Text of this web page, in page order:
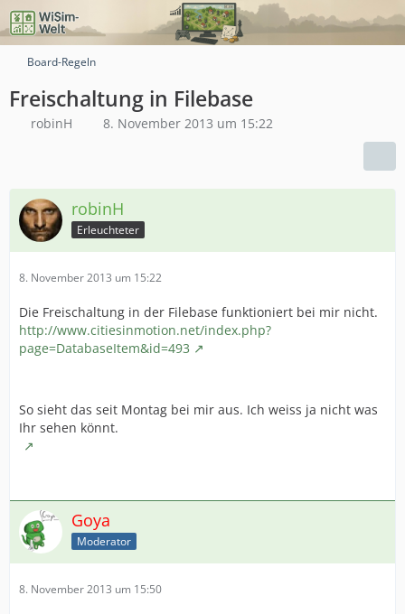
Board-Regeln
Freischaltung in Filebase
robinH 8. November 2013 um 15:22
robinH
Erleuchteter
8. November 2013 um 15:22
Die Freischaltung in der Filebase funktioniert bei mir nicht.
http://www.citiesinmotion.net/index.php?
page=DatabaseItem&id=493
So sieht das seit Montag bei mir aus. Ich weiss ja nicht was
Ihr sehen könnt.
Goya
Moderator
8. November 2013 um 15:50